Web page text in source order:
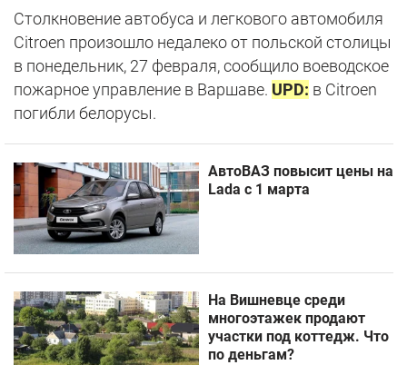
Столкновение автобуса и легкового автомобиля
Citroen произошло недалеко от польской столицы
в понедельник, 27 февраля, сообщило воеводское
пожарное управление в Варшаве. UPD: в Citroen
погибли белорусы.
АвтоВАЗ повысит цены на
Lada с 1 марта
На Вишневце среди
многоэтажек продают
участки под коттедж. Что
по деньгам?